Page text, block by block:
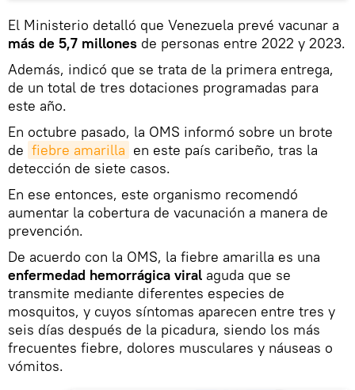
El Ministerio detalló que Venezuela prevé vacunar a
más de 5,7 millones de personas entre 2022 y 2023.
Además, indicó que se trata de la primera entrega,
de un total de tres dotaciones programadas para
este año.
En octubre pasado, la OMS informó sobre un brote
de fiebre amarilla en este país caribeño, tras la
detección de siete casos.
En ese entonces, este organismo recomendó
aumentar la cobertura de vacunación a manera de
prevención.
De acuerdo con la OMS, la fiebre amarilla es una
enfermedad hemorrágica viral aguda que se
transmite mediante diferentes especies de
mosquitos, y cuyos síntomas aparecen entre tres y
seis días después de la picadura, siendo los más
frecuentes fiebre, dolores musculares y náuseas o
vómitos.